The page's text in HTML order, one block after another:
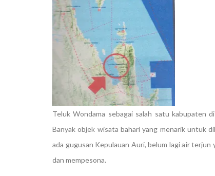
Teluk Wondama sebagai salah satu kabupaten
Banyak objek wisata bahari yang menarik untuk
ada gugusan Kepulauan Auri, belum lagi air terjun
dan mempesona.